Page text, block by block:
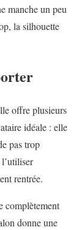
manche un peu
la silhouette
offre plusieurs
idéale : elle
pas trop
rentrée.
complètement
donne une